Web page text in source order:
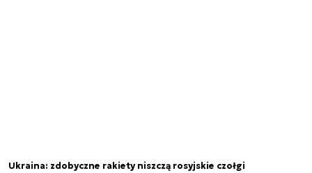
Ukraina: zdobyczne rakiety niszczą rosyjskie czołgi